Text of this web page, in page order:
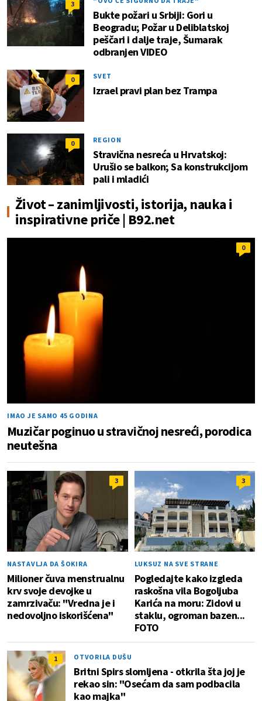
3
Bukte požari u Srbiji: Gori u
Beogradu; Požar u Deliblatskoj
peščari i dalje traje, Šumarak
odbranjen VIDEO
0 SVET
Izrael pravi plan bez Trampa
0 REGION
Stravična nesreća u Hrvatskoj:
Urušio se balkon; Sa konstrukcijom
pali i mladići
Život – zanimljivosti, istorija, nauka i
inspirativne priče | B92.net
0
IMAO JE SAMO 45 GODINA
Muzičar poginuo u stravičnoj nesreći, porodica
neutešna
3
NASTAVLJA DA ŠOKIRA
Milioner čuva menstrualnu
krv svoje devojke u
zamrzivaču: "Vredna je i
nedovoljno iskorišćena"
3
LUKSUZ NA SVE STRANE
Pogledajte kako izgleda
raskošna vila Bogoljuba
Karića na moru: Zidovi u
staklu, ogroman bazen...
FOTO
1 OTVORILA DUŠU
Britni Spirs slomljena - otkrila šta joj je
rekao sin: "Osećam da sam podbacila
kao majka"